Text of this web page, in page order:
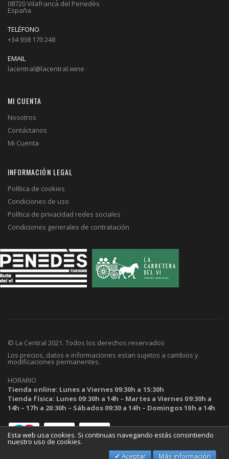
08720 Vilafranca del Penedès
España
TELÉFONO
+34 938 170 248
EMAIL
lacentral@lacentral.wine
MI CUENTA
Nosotros
Contáctanos
Mi Cuenta
INFORMACIÓN LEGAL
Política de cookies
Condiciones de uso
Política de privacidad redes sociales
Condiciones generales de contratación
© La Central 2021. Todos los derechos reservados
Los precios, datos e informaciones estan sujetos a cambios y
modificaciones permanentes.
HORARIO
Tienda online: Lunes a Viernes 09:30h a 15:30h
Tienda física: Lunes 09:30h a 14h – Martes a Viernes 09:30h a
14h – 17h a 20:30h – Sábados 09:30 a 14h – Domingos 10h a 14h
Esta web usa cookies. Si continuas navegando estás consintiendo
nuestro uso de cookies.
Aceptar
Más información